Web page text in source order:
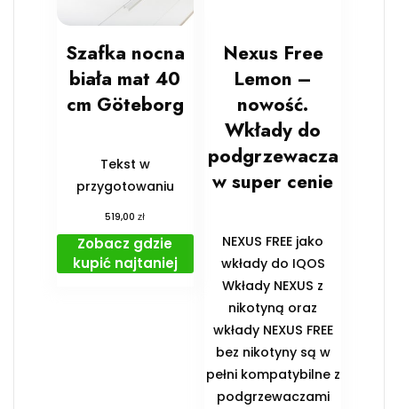
Szafka nocna
biała mat 40
cm Göteborg
Tekst w
przygotowaniu
519,00zł
Zobacz gdzie
kupić najtaniej
Nexus Free
Lemon –
nowość.
Wkłady do
podgrzewacza
w super cenie
NEXUS FREE jako
wkłady do IQOS
Wkłady NEXUS z
nikotyną oraz
wkłady NEXUS FREE
bez nikotyny są w
pełni kompatybilne z
podgrzewaczami